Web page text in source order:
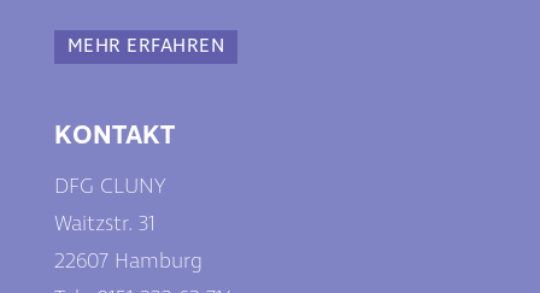
MEHR ERFAHREN
KONTAKT
DFG CLUNY
Waitzstr. 31
22607 Hamburg